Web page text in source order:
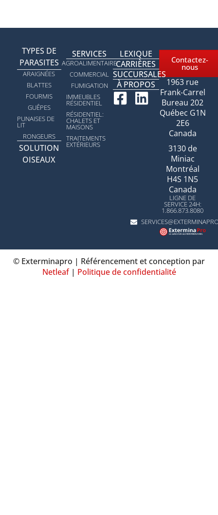
1963 rue
Frank-Carrel
Bureau 202
Québec G1N
2E6
Canada
3130 de
Miniac
Montréal
H4S 1N5
Canada
LIGNE DE
SERVICE 24H:
1.866.873.8080
Contactez-
nous
TYPES DE
PARASITES
ARAIGNÉES
BLATTES
FOURMIS
GUÊPES
PUNAISES DE
LIT
RONGEURS
SOLUTION
OISEAUX
SERVICES
AGROALIMENTAIRE
COMMERCIAL
FUMIGATION
IMMEUBLES
RÉSIDENTIEL
RÉSIDENTIEL:
CHALETS ET
MAISONS
TRAITEMENTS
EXTÉRIEURS
LEXIQUE
CARRIÈRES
SUCCURSALES
À PROPOS
© Exterminapro | Référencement et conception par
Netleaf| Politique de confidentialité